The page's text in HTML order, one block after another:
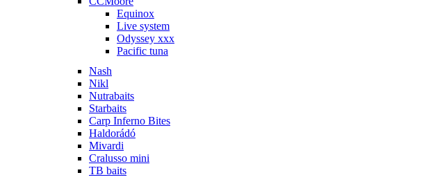
Equinox
Live system
Odyssey xxx
Pacific tuna
Nash
Nikl
Nutrabaits
Starbaits
Carp Inferno Bites
Haldorádó
Mivardi
Cralusso mini
TB baits